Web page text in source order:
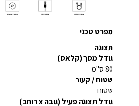
מפרט טכני
תצוגה
גודל מסך (קלאס)
80 ס"מ
שטוח / קעור
שטוח
גודל תצוגה פעיל (גובה x רוחב)